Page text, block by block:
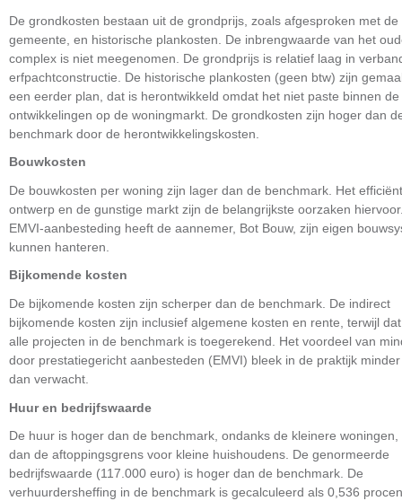
De grondkosten bestaan uit de grondprijs, zoals afgesproken met de
gemeente, en historische plankosten. De inbrengwaarde van het
complex is niet meegenomen. De grondprijs is relatief laag in
erfpachtconstructie. De historische plankosten (geen btw) zijn
een eerder plan, dat is herontwikkeld omdat het niet paste binnen de
ontwikkelingen op de woningmarkt. De grondkosten zijn hoger dan
benchmark door de herontwikkelingskosten.
Bouwkosten
De bouwkosten per woning zijn lager dan de benchmark. Het
ontwerp en de gunstige markt zijn de belangrijkste oorzaken
EMVI-aanbesteding heeft de aannemer, Bot Bouw, zijn eigen
kunnen hanteren.
Bijkomende kosten
De bijkomende kosten zijn scherper dan de benchmark. De indirect
bijkomende kosten zijn inclusief algemene kosten en rente, terwijl
alle projecten in de benchmark is toegerekend. Het voordeel van
door prestatiegericht aanbesteden (EMVI) bleek in de praktijk
dan verwacht.
Huur en bedrijfswaarde
De huur is hoger dan de benchmark, ondanks de kleinere woningen,
dan de aftoppingsgrens voor kleine huishoudens. De genormeerde
bedrijfswaarde (117.000 euro) is hoger dan de benchmark. De
verhuurdersheffing in de benchmark is gecalculeerd als 0,536